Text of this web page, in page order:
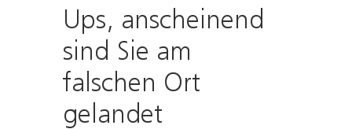
Ups, anscheinend
sind Sie am
falschen Ort
gelandet